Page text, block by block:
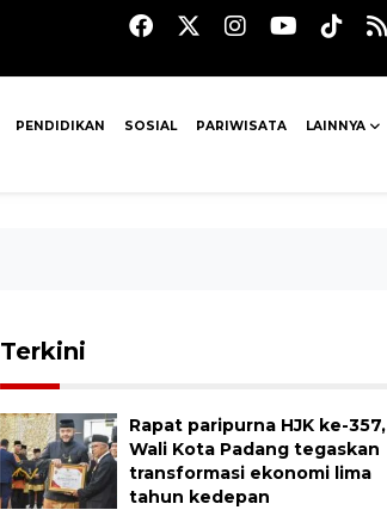
PENDIDIKAN SOSIAL PARIWISATA LAINNYA
Terkini
Rapat paripurna HJK ke-357,
Wali Kota Padang tegaskan
transformasi ekonomi lima
tahun kedepan